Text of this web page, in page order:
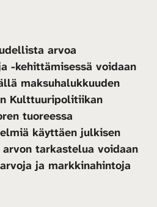
arvoa
-kehittämisessä voidaan
maksuhalukkuuden
Kulttuuripolitiikan
tuoreessa
käyttäen julkisen
tarkastelua voidaan
ja markkinahintoja